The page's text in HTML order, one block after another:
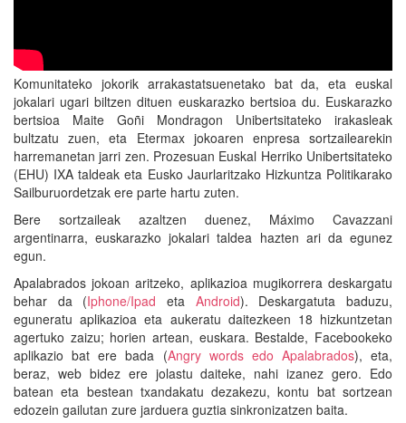
Komunitateko jokorik arrakastatsuenetako bat da, eta euskal
jokalari ugari biltzen dituen euskarazko bertsioa du. Euskarazko
bertsioa Maite Goñi Mondragon Unibertsitateko irakasleak
bultzatu zuen, eta Etermax jokoaren enpresa sortzailearekin
harremanetan jarri zen. Prozesuan Euskal Herriko Unibertsitateko
(EHU) IXA taldeak eta Eusko Jaurlaritzako Hizkuntza Politikarako
Sailburuordetzak ere parte hartu zuten.
Bere sortzaileak azaltzen duenez, Máximo Cavazzani
argentinarra, euskarazko jokalari taldea hazten ari da egunez
egun.
Apalabrados jokoan aritzeko, aplikazioa mugikorrera deskargatu
behar da (Iphone/Ipad eta Android). Deskargatuta baduzu,
eguneratu aplikazioa eta aukeratu daitezkeen 18 hizkuntzetan
agertuko zaizu; horien artean, euskara. Bestalde, Facebookeko
aplikazio bat ere bada (Angry words edo Apalabrados), eta,
beraz, web bidez ere jolastu daiteke, nahi izanez gero. Edo
batean eta bestean txandakatu dezakezu, kontu bat sortzean
edozein gailutan zure jarduera guztia sinkronizatzen baita.